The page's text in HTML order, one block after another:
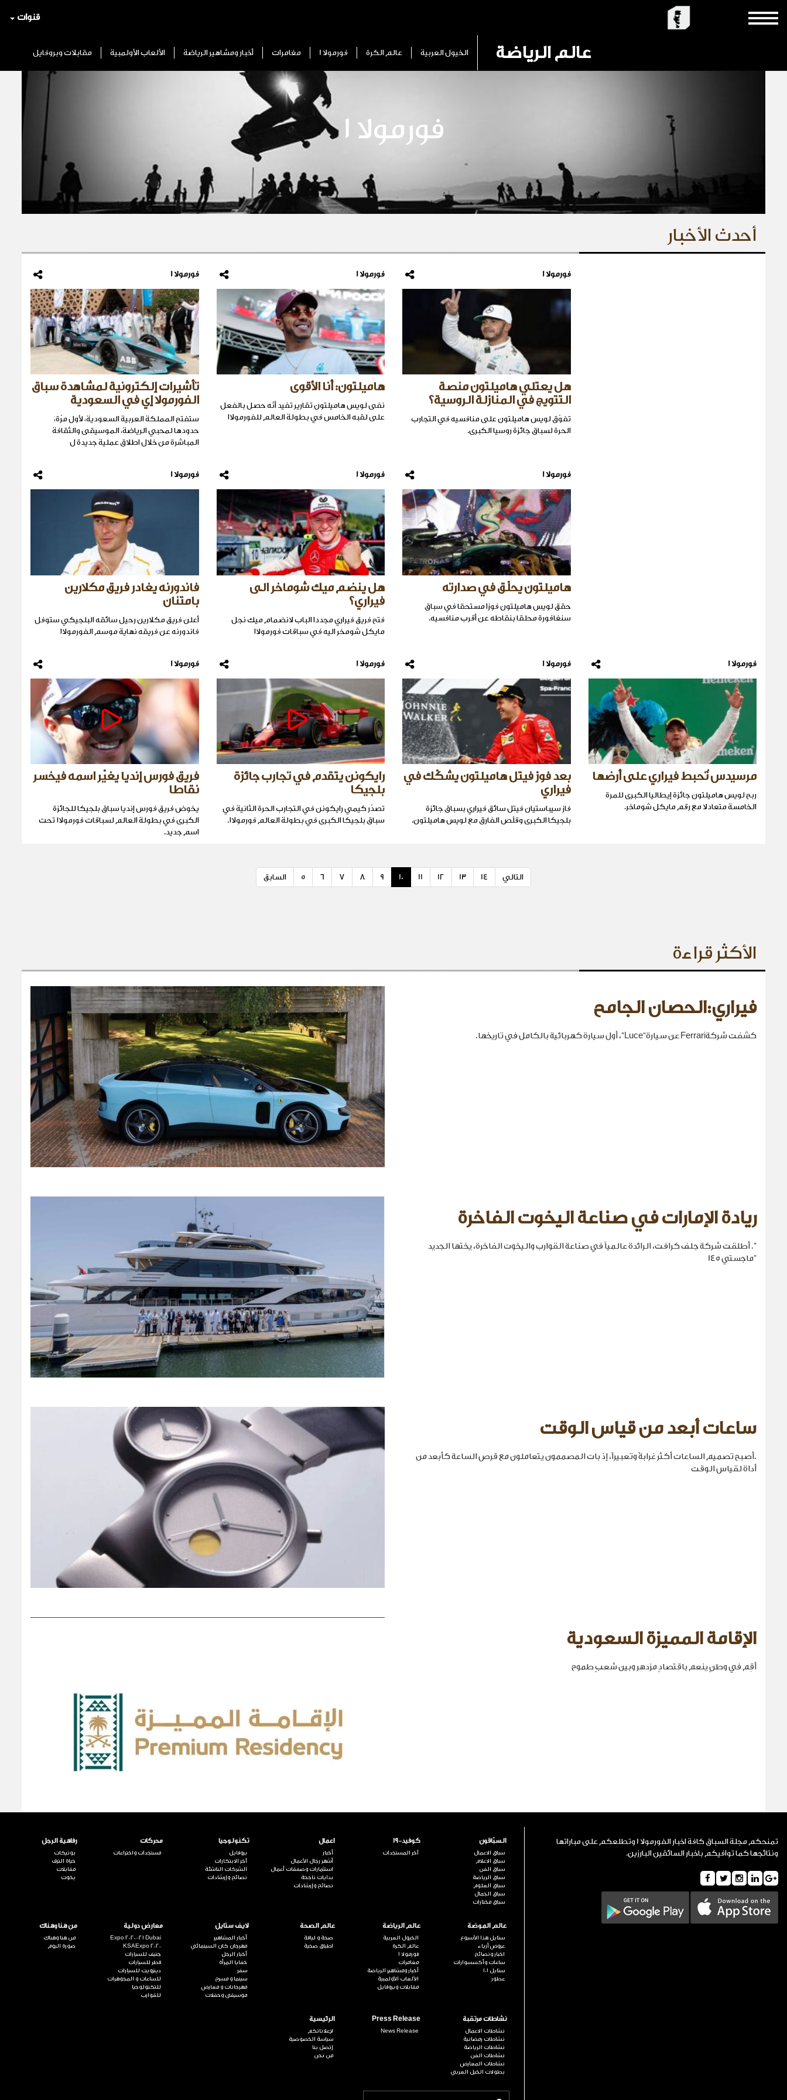
قنوات
عالم الرياضة الخيول العربية عالم الكرة فورمولا 1 مغامرات أخبار ومشاهير الرياضة الألعاب الأولمبية مقابلات وبروفايل
فورمولا 1
أحدث الأخبار
فورمولا 1
هل يعتلي هاميلتون منصة
التتويج في المنازلة الروسية؟
تفوّق لويس هاميلتون على منافسيه في التجارب
الحرة لسباق جائزة روسيا الكبرى.
فورمولا 1
هاميلتون: أنا الأقوى
نفى لويس هاميلتون تقارير تفيد أنّه حصل بالفعل
على لقبه الخامس في بطولة العالم للفورمولا١
فورمولا 1
تأشيرات إلكترونية لمشاهدة سباق
الفورمولا إي في السعودية
ستفتح المملكة العربية السعودية، لأول مرّة،
حدودها لمحبي الرياضة، الموسيقى والثقافة
المباشرة من خلال اطلاق عملية جديدة ل
فورمولا 1
هاميلتون يحلّق في صدارته
حقق لويس هاميلتون فوزا مستحقا في سباق
سنغافورة محلقا بنقاطه عن أقرب منافسيه.
فورمولا 1
هل ينضم ميك شوماخر الى
فيراري؟
فتح فريق فيراري مجددا الباب لانضمام ميك نجل
مايكل شومخر اليه في سباقات فورمولا١
فورمولا 1
فاندورنه يغادر فريق مكلارين
بامتنان
أعلن فريق مكلارين رحيل سائقه البلجيكي ستوفل
فاندورنه عن فريقه نهاية موسم الفورمولا١
فورمولا 1
مرسيدس تُحبط فيراري على أرضها
ربح لويس هاميلتون جائزة إيطاليا الكبرى للمرة
الخامسة متعادلا مع رقم مايكل شوماخر.
فورمولا 1
بعد فوز فيتل هاميلتون يشكّك في
فيراري
فاز سيباستيان فيتل سائق فيراري بسباق جائزة
بلجيكا الكبرى وقلّص الفارق مع لويس هاميلتون.
فورمولا 1
رايكونن يتقدم في تجارب جائزة
بلجيكا
تصدّر كيمي رايكونن في التجارب الحرة الثانية في
سباق بلجيكا الكبرى في بطولة العالم فورمولا١.
فورمولا 1
فريق فورس إنديا يغيّر اسمه فيخسر
نقاطا
يخوض فريق فورس إنديا سباق بلجيكا للجائزة
الكبرى في بطولة العالم لسباقات فورمولا١ تحت
اسم جديد.
السابق 5 6 7 8 9 10 11 12 13 14 التالي
الأكثر قراءة
فيراري:الحصان الجامح
كشفت شركةFerrari عن سيارة“Luce”، أول سيارة كهربائية بالكامل في تاريخها.
ريادة الإمارات في صناعة اليخوت الفاخرة
". أطلقت شركة جلف كرافت، الرائدة عالمياً في صناعة القوارب واليخوت الفاخرة، يختها الجديد
"ماجستي 145
ساعات أبعد من قياس الوقت
.أصبح تصميم الساعات أكثر غرابةً وتعبيراً، إذ بات المصممون يتعاملون مع قرص الساعة كأبعد من
أداة لقياس الوقت
الإقامة المميزة السعودية
أقِم في وطنٍ ينعم باقتصادٍ مزدهر وبين شعبٍ طموح
السبّاقون
سباق الاعمال
سباق الاعلام
سباق الفن
سباق الرياضة
سباق العلوم
سباق الجمال
سباق مختارات
كوفيد-19
آخر المستجدات
اعمال
أخبار
أشهر رجال الأعمال
استثمارات وصفقات أعمال
بدايات ناجحة
نصائح وإرشادات
تكنولوجيا
بروفايل
آخر الابتكارات
الشركات الناشئة
نصائح وإرشادات
محركات
مستجدات واختراعات
رفاهية الرجل
بوتيكات
حياة الترف
مقابلات
يخوت
عالم الموضة
ستايل هذا الأسبوع
عروض أزياء
اخبار ونصائح
ساعات وأكسسوارات
ستايل 101
عطور
عالم الرياضة
الخيول العربية
عالم الكرة
فورمولا 1
مغامرات
أخبار ومشاهير الرياضة
الألعاب الأولمبية
مقابلات وبروفايل
عالم الصحة
صحة و لياقة
اطباق صحية
لايف ستايل
أخبار المشاهير
مهرجان كان السينمائي
أخبار الرجل
خفايا المرأة
سفر
سينما و مسرح
مهرجانات و معارض
موسيقى وحفلات
معارض دولية
Expo 2020-21 Dubai
KSAExpo 2020
جنيف للسيارات
قطر للسيارات
ديترويت للسيارات
للساعات و المجوهرات
للتكنولوجيا
للقوارب
من هنا وهناك
من هنا وهناك
صورة اليوم
نشاطات مرتقبة
نشاطات الاعمال
نشاطات رمضانية
نشاطات الرياضة
نشاطات الفن
نشاطات المعارض
بطولات الخيل العربي
Press Release
News Release
الرئيسية
لإعلاناتكم
سياسة الخصوصية
إتصل بنا
من نحن
تمنحكم مجلة السباق كافة اخبار الفورمولا 1 وتطلعكم على مباراتها
ونتائجها كما توافيكم باخبار السائقين البارزين.